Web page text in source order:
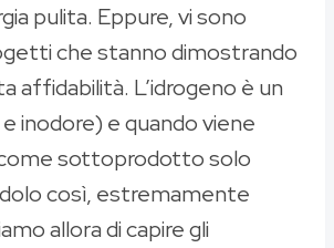
pulita. Eppure, vi sono
che stanno dimostrando
affidabilità. L’idrogeno è un
inodore) e quando viene
sottoprodotto solo
così, estremamente
allora di capire gli